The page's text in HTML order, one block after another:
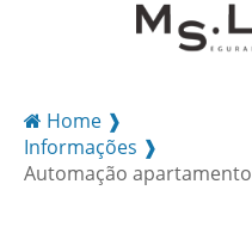
Home ❱
Informações ❱
Automação apartamento